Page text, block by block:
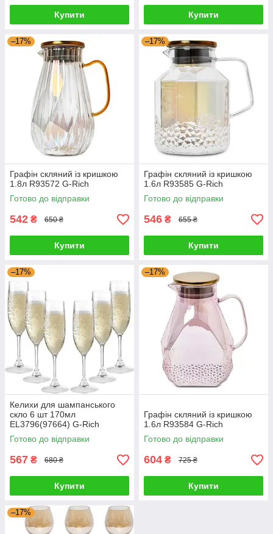
Купити Купити
–17%
Графін скляний із кришкою
1.8л R93572 G-Rich
Готово до відправки
542 ₴ 650 ₴
Купити
–17%
Графін скляний із кришкою
1.6л R93585 G-Rich
Готово до відправки
546 ₴ 655 ₴
Купити
–17%
Келихи для шампанського
скло 6 шт 170мл
EL3796(97664) G-Rich
Готово до відправки
567 ₴ 680 ₴
Купити
–17%
Графін скляний із кришкою
1.6л R93584 G-Rich
Готово до відправки
604 ₴ 725 ₴
Купити
–17%